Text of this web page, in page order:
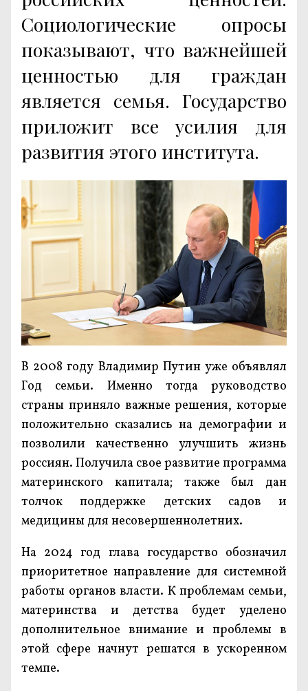
Социологические опросы
показывают, что важнейшей
ценностью для граждан
является семья. Государство
приложит все усилия для
развития этого института.
В 2008 году Владимир Путин уже объявлял
Год семьи. Именно тогда руководство
страны приняло важные решения, которые
положительно сказались на демографии и
позволили качественно улучшить жизнь
россиян. Получила свое развитие программа
материнского капитала; также был дан
толчок поддержке детских садов и
медицины для несовершеннолетних.
На 2024 год глава государство обозначил
приоритетное направление для системной
работы органов власти. К проблемам семьи,
материнства и детства будет уделено
дополнительное внимание и проблемы в
этой сфере начнут решатся в ускоренном
темпе.